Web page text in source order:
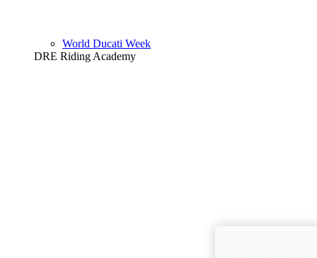
World Ducati Week
DRE Riding Academy